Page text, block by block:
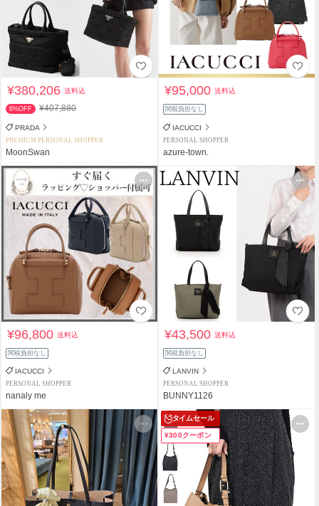
¥380,206送料込
6%OFF ¥407,880
PRADA
PREMIUM PERSONAL SHOPPER
MoonSwan
¥95,000送料込
関税負担なし
IACUCCI
PERSONAL SHOPPER
azure-town.
¥96,800送料込
関税負担なし
IACUCCI
PERSONAL SHOPPER
nanaly me
¥43,500送料込
関税負担なし
LANVIN
PERSONAL SHOPPER
BUNNY1126
タイムセール
¥300クーポン